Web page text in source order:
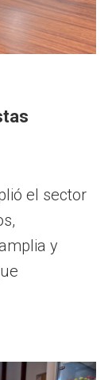
el sector
y